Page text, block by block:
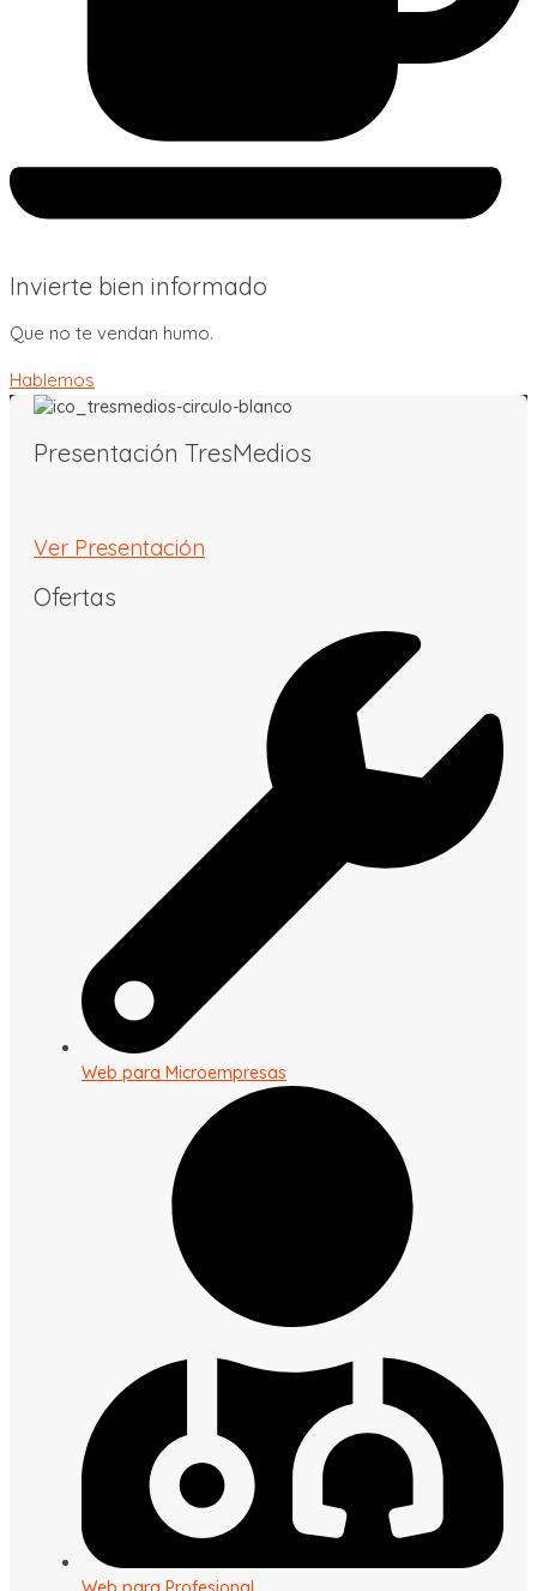
Invierte bien informado
Que no te vendan humo.
Hablemos
Presentación TresMedios
Ver Presentación
Ofertas
Web para Microempresas